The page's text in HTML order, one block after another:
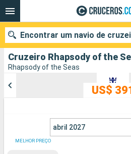
Rhapsody of the Seas
US$
abril 2027
MELHOR PREÇO
Encontrar um navio de
Cidades